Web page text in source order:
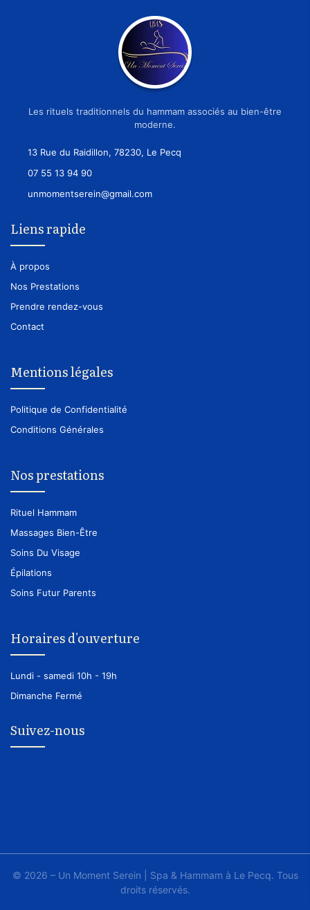
Les rituels traditionnels du hammam associés au bien-être
moderne.
13 Rue du Raidillon, 78230, Le Pecq
07 55 13 94 90
unmomentserein@gmail.com
Liens rapide
À propos
Nos Prestations
Prendre rendez-vous
Contact
Mentions légales
Politique de Confidentialité
Conditions Générales
Nos prestations
Rituel Hammam
Massages Bien-Être
Soins Du Visage
Épilations
Soins Futur Parents
Horaires d'ouverture
Lundi - samedi 10h - 19h
Dimanche Fermé
Suivez-nous
© 2026 – Un Moment Serein | Spa & Hammam à Le Pecq. Tous
droits réservés.